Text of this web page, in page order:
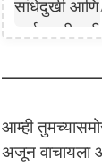
आम्ही
अजून वाचायला